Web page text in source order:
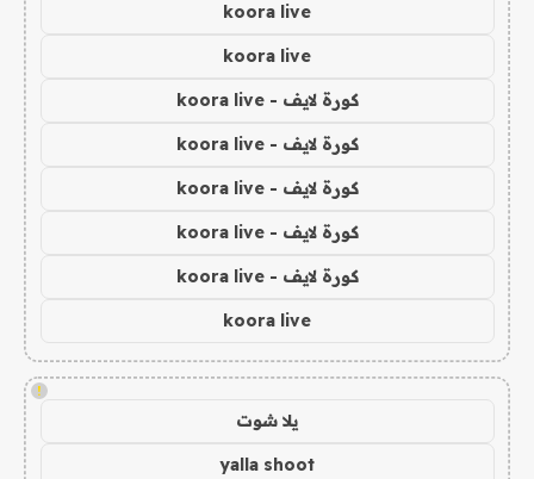
koora live
koora live
كورة لايف - koora live
كورة لايف - koora live
كورة لايف - koora live
كورة لايف - koora live
كورة لايف - koora live
koora live
!
يلا شوت
yalla shoot